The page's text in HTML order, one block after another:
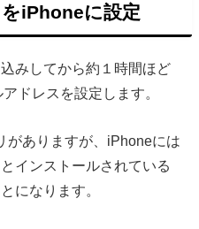
iPhoneに設定
みしてから約１時間ほど
ドレスを設定します。
がありますが、iPhoneには
インストールされている
になります。